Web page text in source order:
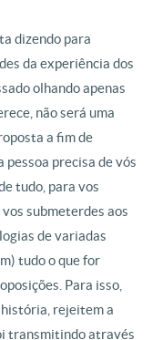
dizendo para
da experiência dos
olhando apenas
não será uma
a fim de
pessoa precisa de vós
tudo, para vos
submeterdes aos
de variadas
tudo o que for
Para isso,
história, rejeitem a
transmitindo através